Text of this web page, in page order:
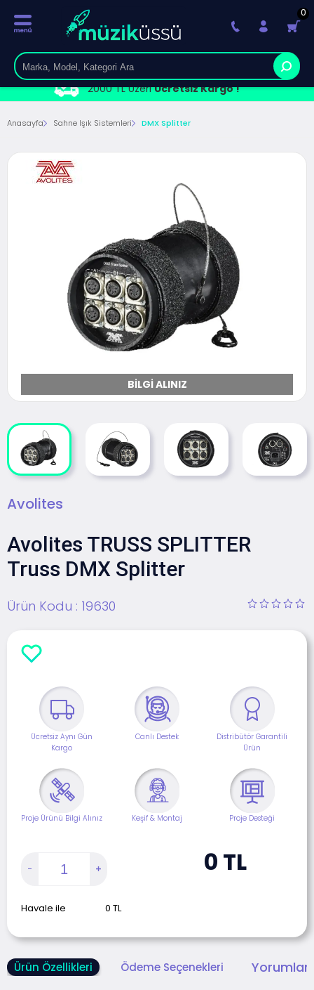
2000 TL ÜzeriÜcretsiz Kargo !
0
Anasayfa Sahne Işık Sistemleri DMX Splitter
BILGI ALINIZ
Avolites
Avolites TRUSS SPLITTER
Truss DMX Splitter
Ürün Kodu : 19630
Ücretsiz Aynı Gün
Kargo
Canlı Destek
Distribütör Garantili
Ürün
Proje Ürünü Bilgi Alınız Keşif & Montaj Proje Desteği
0 TL
Havale ile 0 TL
Ürün Özellikleri Ödeme Seçenekleri